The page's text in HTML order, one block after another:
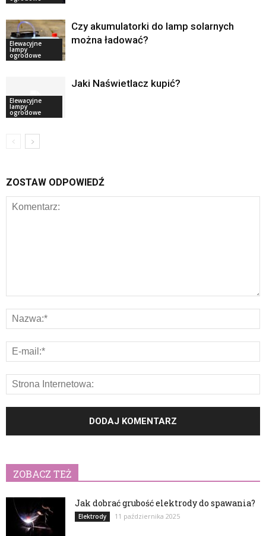
Elewacyjne
lampy
ogrodowe
Czy akumulatorki do lamp solarnych
można ładować?
Elewacyjne
lampy
ogrodowe
Jaki Naświetlacz kupić?
ZOSTAW ODPOWIEDŹ
ZOBACZ TEŻ
Jak dobrać grubość elektrody do spawania?
Elektrody 11 października 2025